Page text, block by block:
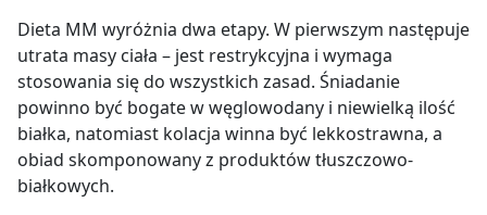
Dieta MM wyróżnia dwa etapy. W pierwszym następuje
utrata masy ciała – jest restrykcyjna i wymaga
stosowania się do wszystkich zasad. Śniadanie
powinno być bogate w węglowodany i niewielką ilość
białka, natomiast kolacja winna być lekkostrawna, a
obiad skomponowany z produktów tłuszczowo-
białkowych.